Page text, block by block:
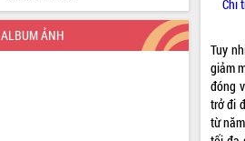
Thường trực HĐND tỉnh Đắk Lắk gặp
mặt Đoàn chuyên gia y tế TP. Hồ Chí
Minh
ALBUM ẢNH
Chi
Tuy
giảm
đóng
trở đi
từ